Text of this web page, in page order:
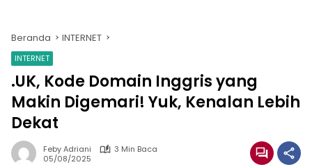
Beranda INTERNET
INTERNET
.UK, Kode Domain Inggris yang
Makin Digemari! Yuk, Kenalan Lebih
Dekat
Feby Adriani
3 Min Baca
05/08/2025